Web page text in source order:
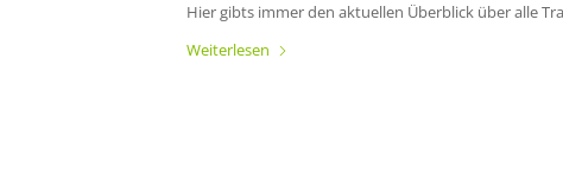
Hier gibts immer den aktuellen Überblick über alle
Weiterlesen